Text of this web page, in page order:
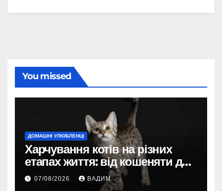
You missed
ДОМАШНІ УЛЮБЛЕНЦІ
Харчування котів на різних
етапах життя: від кошеняти до
літнього улюбленця
07/08/2026 ВАДИМ